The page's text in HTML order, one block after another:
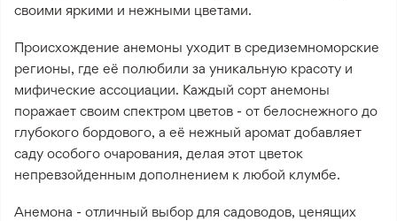
своими яркими и нежными цветами.
Происхождение анемоны уходит в средиземноморские
регионы, где её полюбили за уникальную красоту и
мифические ассоциации. Каждый сорт анемоны
поражает своим спектром цветов - от белоснежного до
глубокого бордового, а её нежный аромат добавляет
саду особого очарования, делая этот цветок
непревзойденным дополнением к любой клумбе.
Анемона - отличный выбор для садоводов, ценящих